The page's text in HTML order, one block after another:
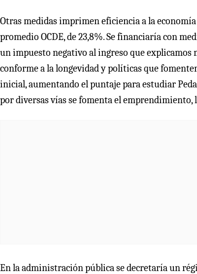
Otras medidas imprimen eficiencia a la
promedio OCDE, de 23,8%. Se financiaría con
un impuesto negativo al ingreso que explicamos
conforme a la longevidad y políticas que
inicial, aumentando el puntaje para estudiar
por diversas vías se fomenta el
En la administración pública se decretaría un